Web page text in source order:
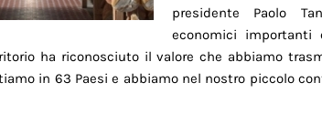
presidente Paolo
economici
ha riconosciuto il valore che abbiamo
in 63 Paesi e abbiamo nel nostro piccolo